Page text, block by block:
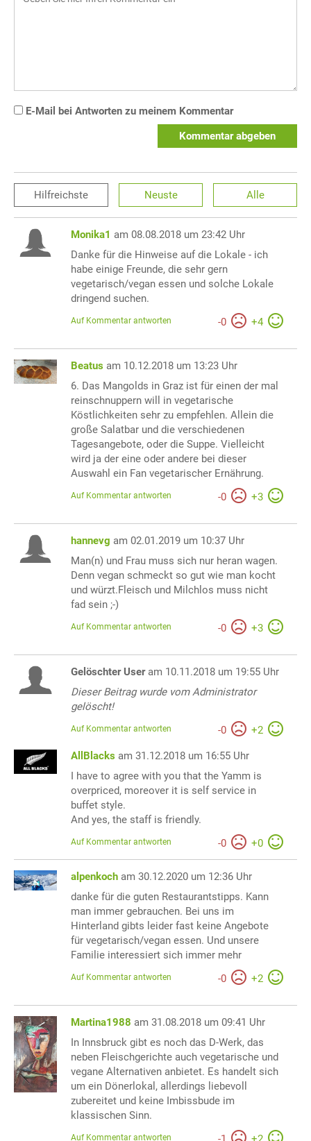
E-Mail bei Antworten zu meinem Kommentar
Kommentar abgeben
Hilfreichste Neuste Alle
Monika1 am 08.08.2018 um 23:42 Uhr
Danke für die Hinweise auf die Lokale - ich
habe einige Freunde, die sehr gern
vegetarisch/vegan essen und solche Lokale
dringend suchen.
-0 +4
Auf Kommentar antworten
Beatus am 10.12.2018 um 13:23 Uhr
6. Das Mangolds in Graz ist für einen der mal
reinschnuppern will in vegetarische
Köstlichkeiten sehr zu empfehlen. Allein die
große Salatbar und die verschiedenen
Tagesangebote, oder die Suppe. Vielleicht
wird ja der eine oder andere bei dieser
Auswahl ein Fan vegetarischer Ernährung.
-0 +3
Auf Kommentar antworten
hannevg am 02.01.2019 um 10:37 Uhr
Man(n) und Frau muss sich nur heran wagen.
Denn vegan schmeckt so gut wie man kocht
und würzt.Fleisch und Milchlos muss nicht
fad sein ;-)
-0 +3
Auf Kommentar antworten
Gelöschter User am 10.11.2018 um 19:55 Uhr
Dieser Beitrag wurde vom Administrator
gelöscht!
-0 +2
Auf Kommentar antworten
AllBlacks am 31.12.2018 um 16:55 Uhr
I have to agree with you that the Yamm is
overpriced, moreover it is self service in
buffet style.
And yes, the staff is friendly.
-0 +0
Auf Kommentar antworten
alpenkoch am 30.12.2020 um 12:36 Uhr
danke für die guten Restaurantstipps. Kann
man immer gebrauchen. Bei uns im
Hinterland gibts leider fast keine Angebote
für vegetarisch/vegan essen. Und unsere
Familie interessiert sich immer mehr
-0 +2
Auf Kommentar antworten
Martina1988 am 31.08.2018 um 09:41 Uhr
In Innsbruck gibt es noch das D-Werk, das
neben Fleischgerichte auch vegetarische und
vegane Alternativen anbietet. Es handelt sich
um ein Dönerlokal, allerdings liebevoll
zubereitet und keine Imbissbude im
klassischen Sinn.
Auf Kommentar antworten